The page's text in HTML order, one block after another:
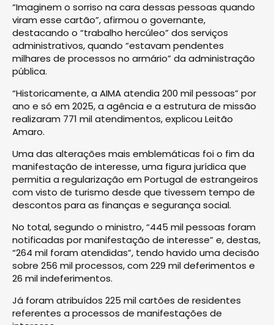
“Imaginem o sorriso na cara dessas pessoas quando
viram esse cartão”, afirmou o governante,
destacando o “trabalho hercúleo” dos serviços
administrativos, quando “estavam pendentes
milhares de processos no armário” da administração
pública.
“Historicamente, a AIMA atendia 200 mil pessoas” por
ano e só em 2025, a agência e a estrutura de missão
realizaram 771 mil atendimentos, explicou Leitão
Amaro.
Uma das alterações mais emblemáticas foi o fim da
manifestação de interesse, uma figura jurídica que
permitia a regularização em Portugal de estrangeiros
com visto de turismo desde que tivessem tempo de
descontos para as finanças e segurança social.
No total, segundo o ministro, “445 mil pessoas foram
notificadas por manifestação de interesse” e, destas,
“264 mil foram atendidas”, tendo havido uma decisão
sobre 256 mil processos, com 229 mil deferimentos e
26 mil indeferimentos.
Já foram atribuídos 225 mil cartões de residentes
referentes a processos de manifestações de